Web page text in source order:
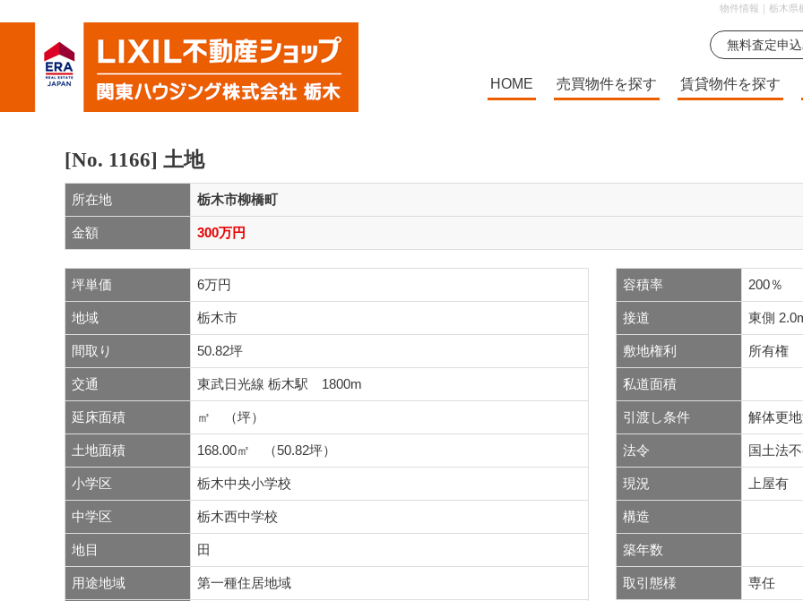
物件情報｜栃木県
HOME 売買物件を探す 賃貸物件を探す
[No. 1166] 土地
所在地 栃木市柳橋町
金額 300万円
坪単価 6万円
地域 栃木市
間取り 50.82坪
交通 東武日光線 栃木駅 1800m
延床面積 ㎡ （坪）
土地面積 168.00㎡ （50.82坪）
小学区 栃木中央小学校
中学区 栃木西中学校
地目 田
用途地域 第一種住居地域
容積率 200％
接道 東側
敷地権利 所有権
私道面積
引渡し条件 解体更
法令 国土法
現況 上屋有
構造
築年数
取引態様 専任